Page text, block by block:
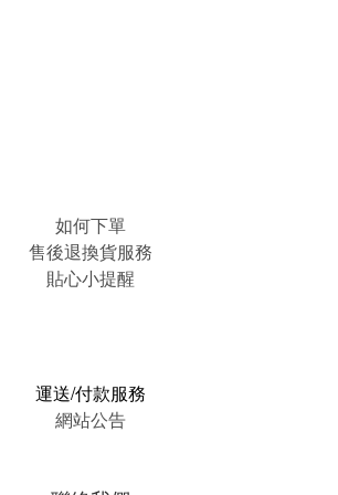
如何下單
售後退換貨服務
貼心小提醒
運送/付款服務
網站公告